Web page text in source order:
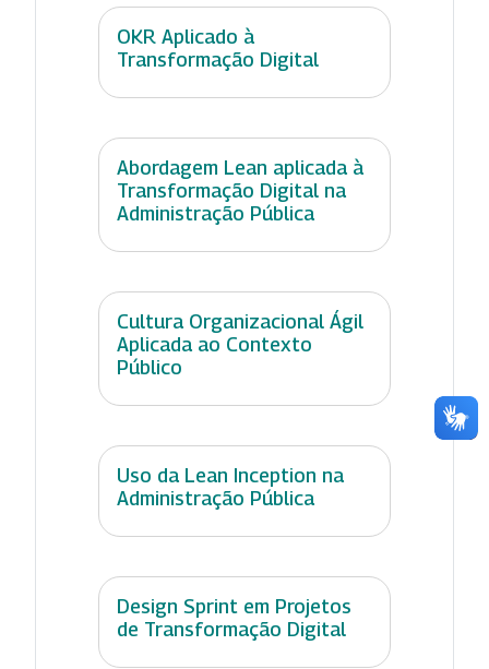
OKR Aplicado à
Transformação Digital
Abordagem Lean aplicada à
Transformação Digital na
Administração Pública
Cultura Organizacional Ágil
Aplicada ao Contexto
Público
Uso da Lean Inception na
Administração Pública
Design Sprint em Projetos
de Transformação Digital